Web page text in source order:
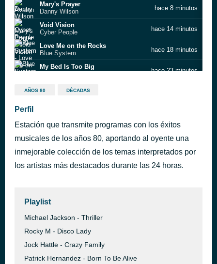
Mary's Prayer
Danny Wilson
hace 8 minutos
Void Vision
Cyber People
hace 14 minutos
Love Me on the Rocks
Blue System
hace 18 minutos
My Bed Is Too Big
hace 23 minutos
Why
No hay a quien culpar
ABBA
THIS STATION WILL CONTINUE AFTER THIS BREAK
hace 39 minutos
AÑOS 80 DÉCADAS
Perfil
Estación que transmite programas con los éxitos
musicales de los años 80, aportando al oyente una
inmejorable colección de los temas interpretados por
los artistas más destacados durante las 24 horas.
Playlist
Michael Jackson - Thriller
Rocky M - Disco Lady
Jock Hattle - Crazy Family
Patrick Hernandez - Born To Be Alive